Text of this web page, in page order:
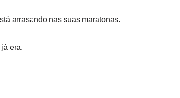
arrasando nas suas maratonas.
era.